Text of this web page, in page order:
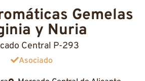
Gemelas
y Nuria
Central P-293
Asociado